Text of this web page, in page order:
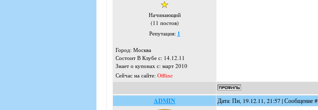
Начинающий
(11 постов)
Репутация: 1
Город: Москва
Состоит В Клубе с: 14.12.11
Знает о купонах с: март 2010
Сейчас на сайте: Offline
ADMIN Дата: Пн, 19.12.11, 21:57 | Сообщение #